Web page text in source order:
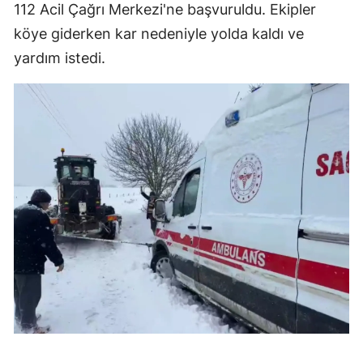
112 Acil Çağrı Merkezi'ne başvuruldu. Ekipler
köye giderken kar nedeniyle yolda kaldı ve
yardım istedi.